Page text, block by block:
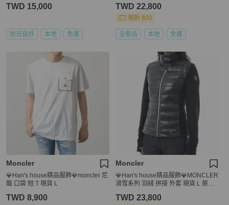
TWD 15,000
狀況良好 本地 免運
TWD 22,800
現折 800
全新品 本地 免運
Moncler
💎Han's house精品服飾💎moncler 尼
龍 口袋 短 T 現貨 L
TWD 8,900
Moncler
💎Han's house精品服飾💎MONCLER
滑雪系列 羽絨 拼接 外套 現貨 L 原價3
TWD 23,800